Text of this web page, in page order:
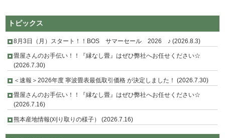
トピックス
8月3日（月）スタート！！BOS サマーセール 2026 ♪ (2026.8.3)
畳屋さんのお手伝い！！『縁なし畳』はぜひ弊社へお任せください☆
(2026.7.30)
＜速報＞2026年度 寧波畳表最低取引価格 が決定しました！ (2026.7.30)
畳屋さんのお手伝い！！『縁なし畳』はぜひ弊社へお任せください☆
(2026.7.16)
熊本産地情報(刈り取りの様子） (2026.7.16)